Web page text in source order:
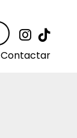
Link a
Cercar
Contactar